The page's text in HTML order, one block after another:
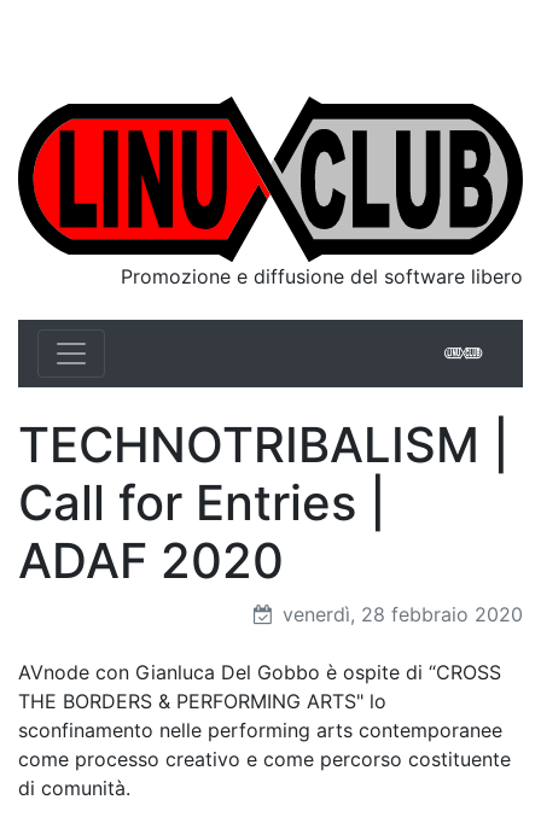
Linux Club ItaliaPromozione e diffusione del software libero
TECHNOTRIBALISM |
Call for Entries |
ADAF 2020
venerdì, 28 febbraio 2020
AVnode con Gianluca Del Gobbo è ospite di “CROSS
THE BORDERS & PERFORMING ARTS" lo
sconfinamento nelle performing arts contemporanee
come processo creativo e come percorso costituente
di comunità.